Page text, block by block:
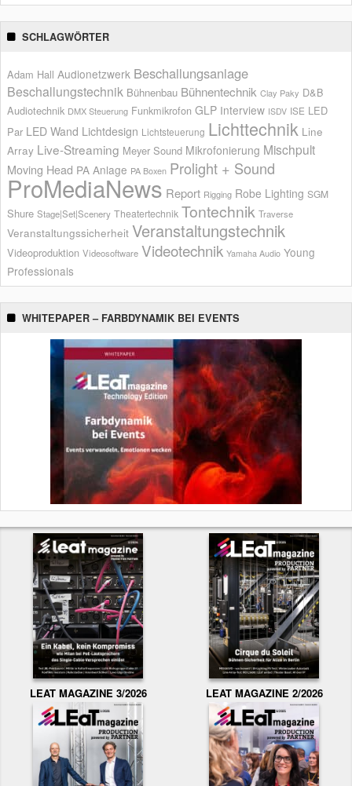
SCHLAGWÖRTER
Adam Hall Audionetzwerk Beschallungsanlage
Beschallungstechnik Bühnenbau Bühnentechnik Clay Paky D&B
Audiotechnik DMX Steuerung Funkmikrofon GLP Interview ISDV ISE LED
Par LED Wand Lichtdesign Lichtsteuerung Lichttechnik Line
Array Live-Streaming Meyer Sound Mikrofonierung Mischpult
Moving Head PA Anlage PA Boxen Prolight + Sound
ProMediaNews Report Rigging Robe Lighting SGM
Shure Stage|Set|Scenery Theatertechnik Tontechnik Traverse
Veranstaltungssicherheit Veranstaltungstechnik
Videoproduktion Videosoftware Videotechnik Yamaha Audio Young
Professionals
WHITEPAPER – FARBDYNAMIK BEI EVENTS
LEAT MAGAZINE 3/2026 LEAT MAGAZINE 2/2026